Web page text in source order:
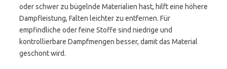
oder schwer zu bügelnde Materialien hast, hilft eine höhere
Dampfleistung, Falten leichter zu entfernen. Für
empfindliche oder feine Stoffe sind niedrige und
kontrollierbare Dampfmengen besser, damit das Material
geschont wird.